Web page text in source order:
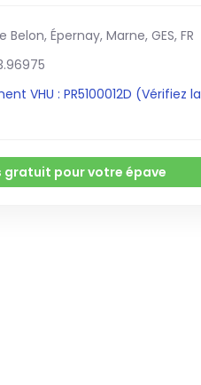
Belon, Épernay, Marne, GES, FR
VHU : PR5100012D (Vérifiez la
gratuit pour votre épave